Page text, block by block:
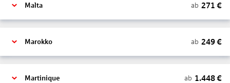
Malta ab 271 €
Marokko ab 249€
Martinique ab 1.448€